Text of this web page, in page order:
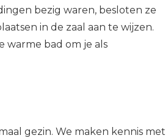
bezig waren, besloten ze
in de zaal aan te wijzen.
warme bad om je als
gezin. We maken kennis met